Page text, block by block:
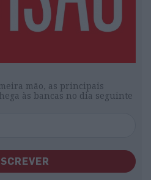
mão, as principais
às bancas no dia seguinte